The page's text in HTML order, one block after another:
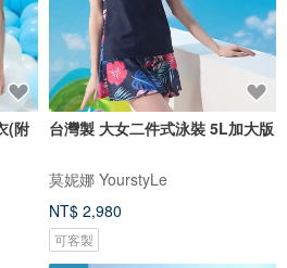
(附
台灣製 大女二件式泳裝 5L加大版
莫妮娜 YourstyLe
NT$ 2,980
可客製